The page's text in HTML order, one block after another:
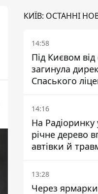
КИЇВ: ОСТАННІ
14:58
Під Києвом від
загинула
Спаського
14:16
На Радіоринку
річне дерево
автівки й
людину -
13:28
Через ярмарки